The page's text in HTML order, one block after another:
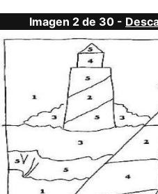
Imagen 2 de 30 -